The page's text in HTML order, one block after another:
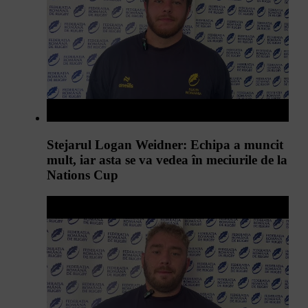
Stejarul Logan Weidner: Echipa a muncit
mult, iar asta se va vedea în meciurile de la
Nations Cup